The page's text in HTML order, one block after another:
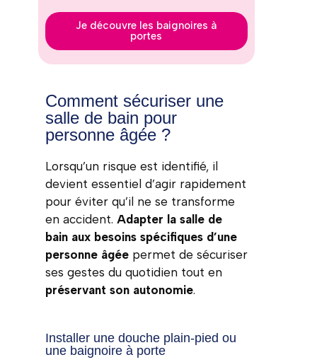
Je découvre les baignoires à
portes
Comment sécuriser une
salle de bain pour
personne âgée ?
Lorsqu’un risque est identifié, il
devient essentiel d’agir rapidement
pour éviter qu’il ne se transforme
en accident. Adapter la salle de
bain aux besoins spécifiques d’une
personne âgéepermet de sécuriser
ses gestes du quotidien tout en
préservant son autonomie.
Installer une douche plain-pied ou
une baignoire à porte